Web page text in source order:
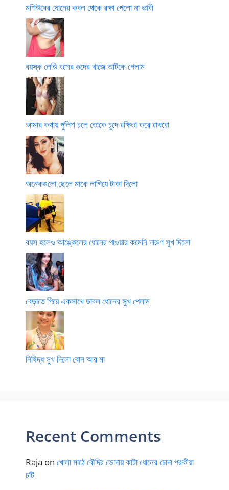
মশিউরের ধোনের কবল থেকে রক্ষা পেলো না ভাবী
বয়স্ক লেডি বসের গুদের খাজে আটকে গেলাম
আমার কথায় পুলিশ চলে তোকে চুদে রক্ষিতা করে রাখবো
অনেকগুলো ছেলে মাকে লাগিয়ে টাকা দিলো
বয়স হলেও আঙ্কেলের ধোনের পাওয়ার কমেনি দারুণ সুখ দিলো
বেড়াতে গিয়ে একসাথে ডাবল ধোনের সুখ পেলাম
নিষিদ্ধ সুখ দিলো বোন আর মা
Recent Comments
Raja on খোলা মাঠে বৌদির ভোদায় কাটা ধোনের চোদা পরকীয়া
চটি